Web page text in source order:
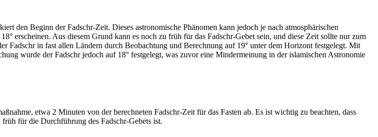
den Beginn der Fadschr-Zeit. Dieses astronomische Phänomen kann jedoch je nach atmosphärischen
erscheinen. Aus diesem Grund kann es noch zu früh für das Fadschr-Gebet sein, und diese Zeit sollte nur zum
Fadschr in fast allen Ländern durch Beobachtung und Berechnung auf 19° unter dem Horizont festgelegt. Mit
wurde der Fadschr jedoch auf 18° festgelegt, was zuvor eine Mindermeinung in der islamischen Astronomie
etwa 2 Minuten von der berechneten Fadschr-Zeit für das Fasten ab. Es ist wichtig zu beachten, dass
für die Durchführung des Fadschr-Gebets ist.